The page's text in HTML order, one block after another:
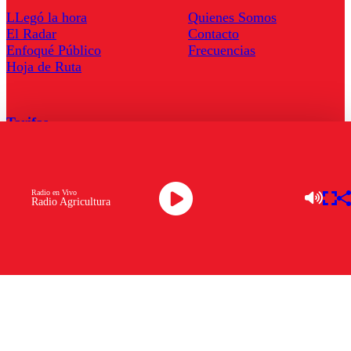
Radio Agricultura
Radio en Vivo
LLegó la hora
El Radar
Enfoqué Público
Hoja de Ruta
Quienes Somos
Contacto
Frecuencias
Tarifas
Descarga la APP